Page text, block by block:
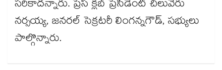
సరికాదన్నారు. ప్రెస్ క్లబ్ ప్రెసిడెంట్ చిలువేరు
నర్సయ్య, జనరల్ సెక్రటరీ లింగన్నగౌడ్, సభ్యులు
పాల్గొన్నారు.